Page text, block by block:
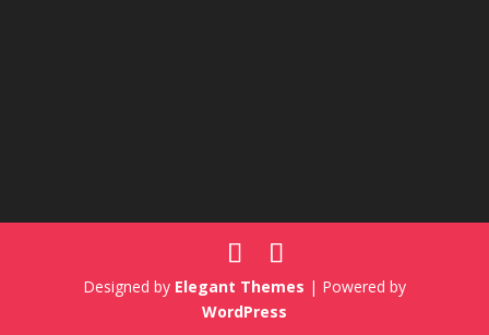
Designed by Elegant Themes | Powered by
WordPress